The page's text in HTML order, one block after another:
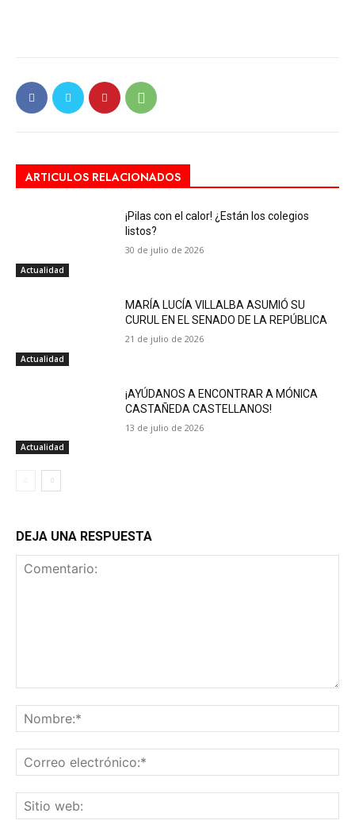
ARTICULOS RELACIONADOS
Actualidad
¡Pilas con el calor! ¿Están los colegios
listos?
30 de julio de 2026
Actualidad
MARÍA LUCÍA VILLALBA ASUMIÓ SU
CURUL EN EL SENADO DE LA REPÚBLICA
21 de julio de 2026
Actualidad
¡AYÚDANOS A ENCONTRAR A MÓNICA
CASTAÑEDA CASTELLANOS!
13 de julio de 2026
DEJA UNA RESPUESTA